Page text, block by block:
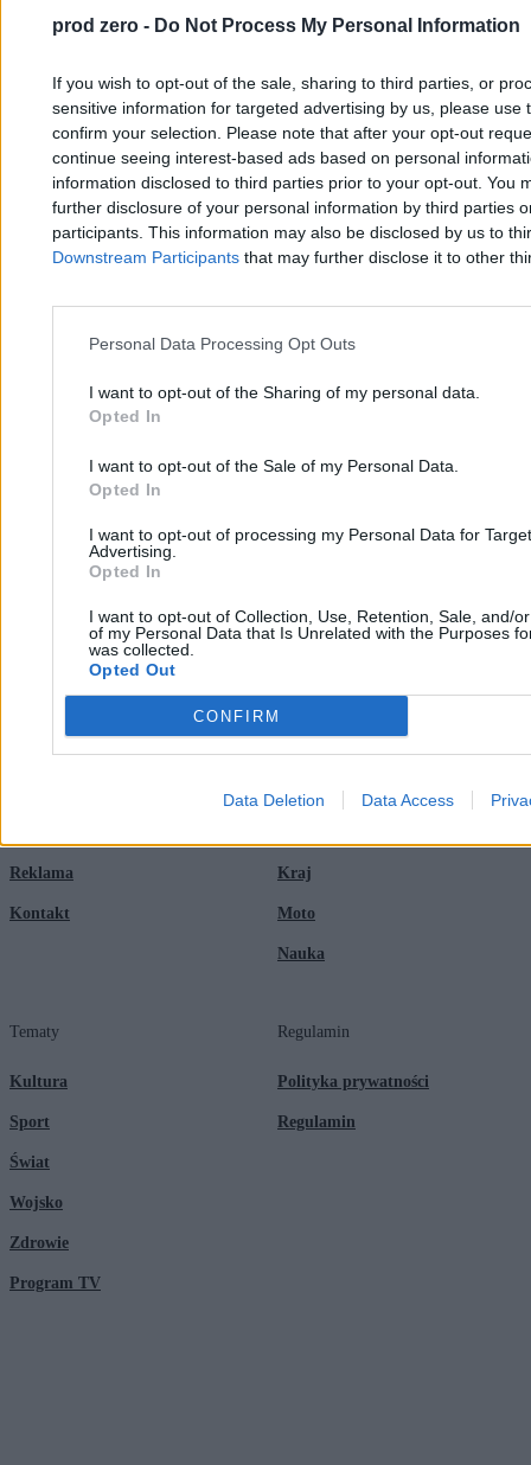
prod zero - Do Not Process My Personal Information
If you wish to opt-out of the sale, sharing to third parties, or
sensitive information for targeted advertising by us, please use
confirm your selection. Please note that after your opt-out
continue seeing interest-based ads based on personal
information disclosed to third parties prior to your opt-out. You
further disclosure of your personal information by third parties
participants. This information may also be disclosed by us to
Downstream Participants that may further disclose it to other
Personal Data Processing Opt Outs
I want to opt-out of the Sharing of my personal data.
Opted In
I want to opt-out of the Sale of my Personal Data.
Opted In
I want to opt-out of processing my Personal Data for
Advertising.
Opted In
I want to opt-out of Collection, Use, Retention, Sale, and/
of my Personal Data that Is Unrelated with the Purposes
was collected.
Opted Out
CONFIRM
Data Deletion Data Access
Michał Cieciura
31.01.2026
Najpopularniejsze
Były szef Zatoki Sztuki ścigany w Europie. Wydano ENA
Redakcja
Reklama
Kontakt
Biznes
Opinie
Kraj
Moto
Nauka
Tematy
Kultura
Sport
Świat
Wojsko
Zdrowie
Program TV
Regulamin
Polityka prywatności
Regulamin